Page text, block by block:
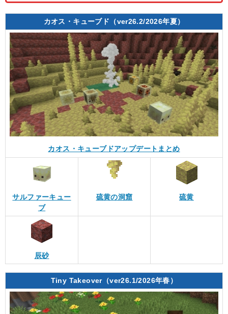
カオス・キューブド（ver26.2/2026年夏）
カオス・キューブドアップデートまとめ
サルファーキュー
ブ
硫黄の洞窟 硫黄
辰砂
Tiny Takeover（ver26.1/2026年春）